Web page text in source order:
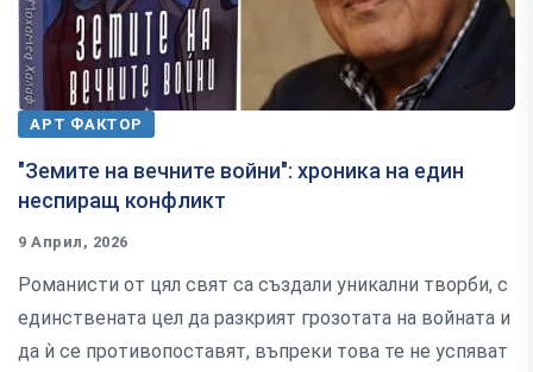
АРТ ФАКТОР
"Земите на вечните войни": хроника на един
неспиращ конфликт
9 Април, 2026
Романисти от цял свят са създали уникални творби, с
единствената цел да разкрият грозотата на войната и
да ѝ се противопоставят, въпреки това те не успяват